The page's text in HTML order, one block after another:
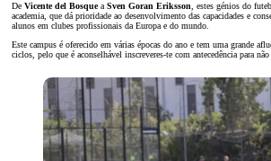
De Vicente del BosqueaSven Goran Eriksson, estes génios do
academia, que dá prioridade ao desenvolvimento das capacidades e
alunos em clubes profissionais da Europa e do mundo.
Este campus é oferecido em várias épocas do ano e tem uma grande
ciclos, pelo que é aconselhável inscreveres-te com antecedência para